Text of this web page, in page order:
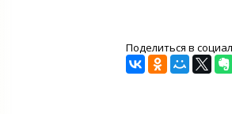
Поделиться в